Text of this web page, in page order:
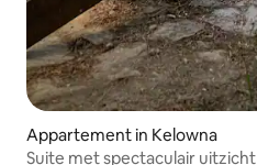
Appartement in Kelowna
Suite met spectaculair uitzicht